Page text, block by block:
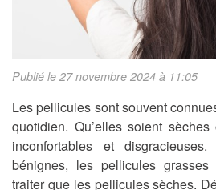
Publié le 27 novembre 2024 à 11:05
Les pellicules sont souvent
quotidien. Qu’elles soient
inconfortables et
bénignes, les pellicules
traiter que les pellicules sèches.